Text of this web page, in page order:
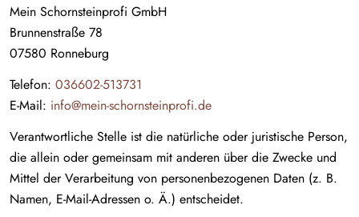
Mein Schornsteinprofi GmbH
Brunnenstraße 78
07580 Ronneburg
Telefon: 036602-513731
E-Mail: info@mein-schornsteinprofi.de
Verantwortliche Stelle ist die natürliche oder juristische Person,
die allein oder gemeinsam mit anderen über die Zwecke und
Mittel der Verarbeitung von personenbezogenen Daten (z. B.
Namen, E-Mail-Adressen o. Ä.) entscheidet.